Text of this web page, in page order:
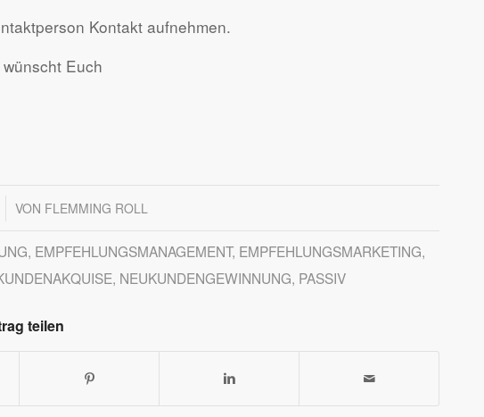
Kontakt aufnehmen.
Euch
VON FLEMMING ROLL
, EMPFEHLUNGSMANAGEMENT, EMPFEHLUNGSMARKETING,
, NEUKUNDENGEWINNUNG, PASSIV
teilen